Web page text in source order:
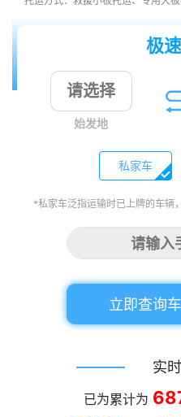
极
始发地
私家车
*私家车泛指运输时已上牌的车辆
立即查询
实
已为累计为